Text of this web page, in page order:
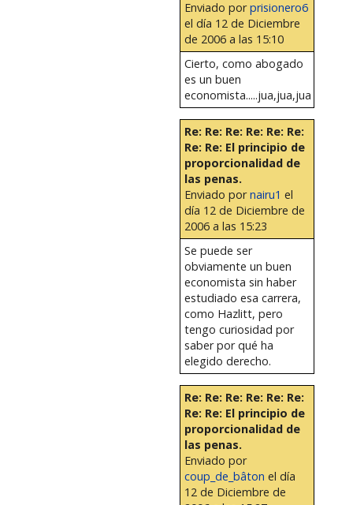
Enviado porprisionero6
el día 12 de Diciembre
de 2006 a las 15:10
Cierto, como abogado
es un buen
economista.....jua,jua,jua
Re: Re: Re: Re: Re: Re:
Re: Re: El principio de
proporcionalidad de
las penas.
Enviado pornairu1 el
día 12 de Diciembre de
2006 a las 15:23
Se puede ser
obviamente un buen
economista sin haber
estudiado esa carrera,
como Hazlitt, pero
tengo curiosidad por
saber por qué ha
elegido derecho.
Re: Re: Re: Re: Re: Re:
Re: Re: El principio de
proporcionalidad de
las penas.
Enviado por
coup_de_bâton el día
12 de Diciembre de